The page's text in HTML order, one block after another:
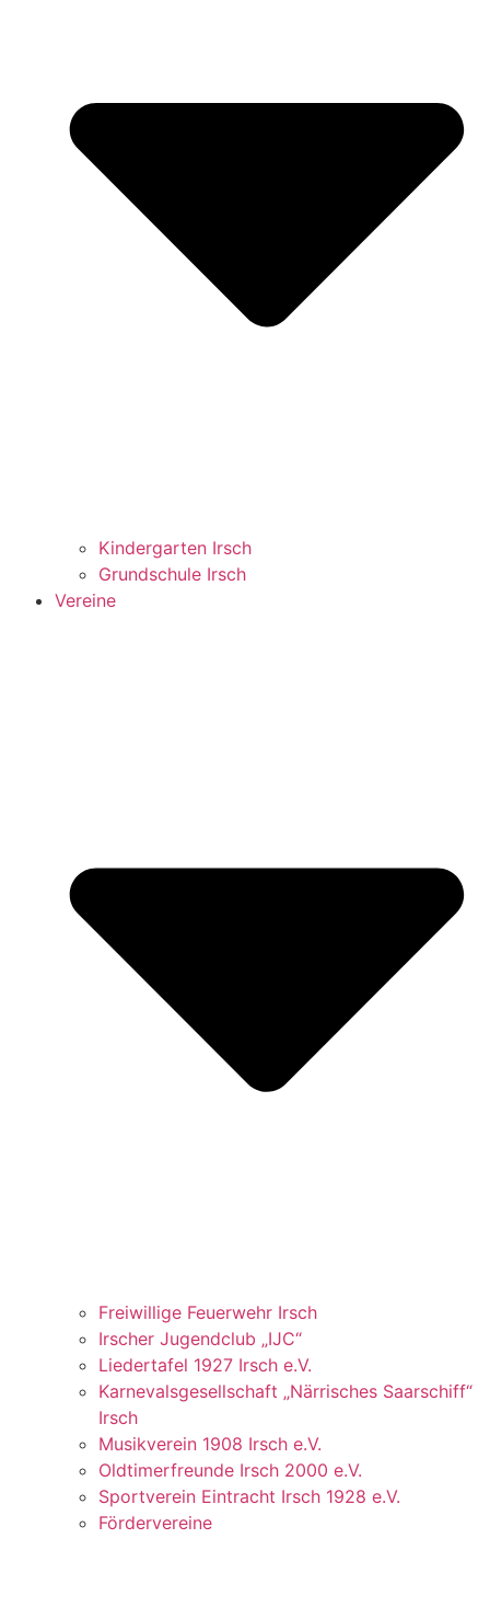
Kindergarten Irsch
Grundschule Irsch
Vereine
Freiwillige Feuerwehr Irsch
Irscher Jugendclub „IJC“
Liedertafel 1927 Irsch e.V.
Karnevalsgesellschaft „Närrisches Saarschiff“
Irsch
Musikverein 1908 Irsch e.V.
Oldtimerfreunde Irsch 2000 e.V.
Sportverein Eintracht Irsch 1928 e.V.
Fördervereine